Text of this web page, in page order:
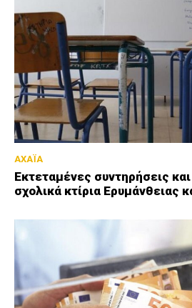
ΑΧΑΪΑ
Εκτεταμένες συντηρήσεις
σχολικά κτίρια Ερυμάνθειας